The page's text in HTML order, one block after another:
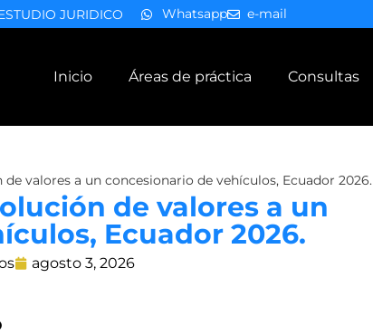
JURIDICO Whatsapp e-mail
Inicio Áreas de práctica Consultas
valores a un concesionario de vehículos, Ecuador 2026.
de valores a un
Ecuador 2026.
agosto 3, 2026